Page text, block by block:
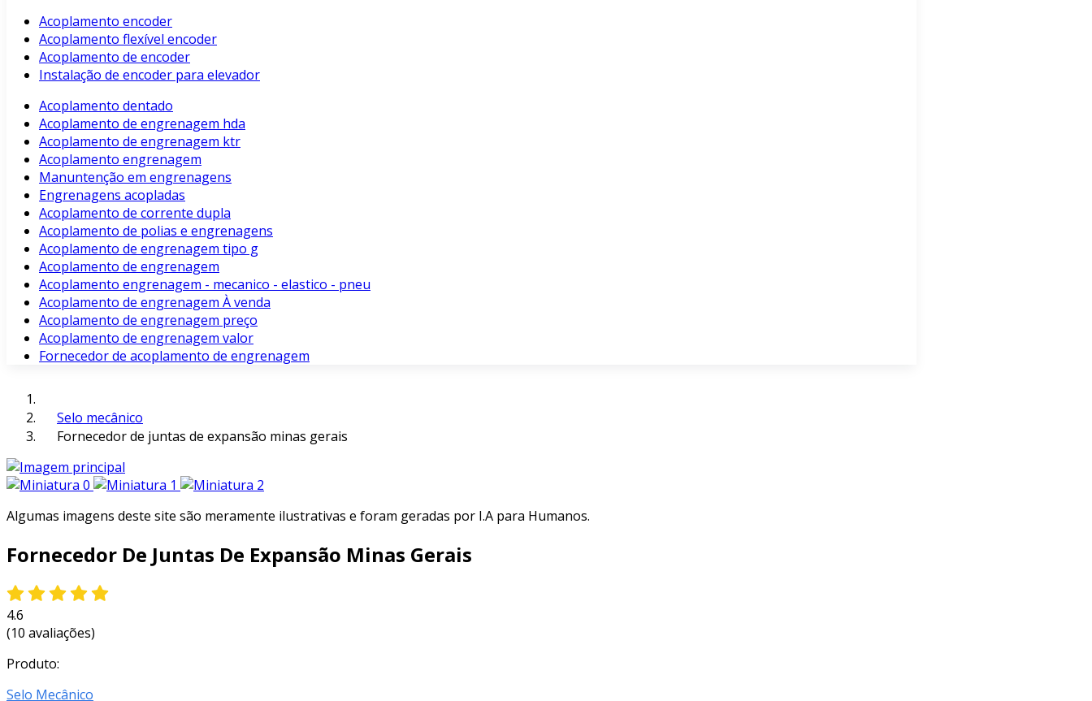
Acoplamento encoder
Acoplamento flexível encoder
Acoplamento de encoder
Instalação de encoder para elevador
Acoplamento dentado
Acoplamento de engrenagem hda
Acoplamento de engrenagem ktr
Acoplamento engrenagem
Manuntenção em engrenagens
Engrenagens acopladas
Acoplamento de corrente dupla
Acoplamento de polias e engrenagens
Acoplamento de engrenagem tipo g
Acoplamento de engrenagem
Acoplamento engrenagem - mecanico - elastico - pneu
Acoplamento de engrenagem À venda
Acoplamento de engrenagem preço
Acoplamento de engrenagem valor
Fornecedor de acoplamento de engrenagem
Selo mecânico
Fornecedor de juntas de expansão minas gerais
Algumas imagens deste site são meramente ilustrativas e foram geradas por I.A para Humanos.
Fornecedor De Juntas De Expansão Minas Gerais
4.6
(10 avaliações)
Produto:
Selo Mecânico